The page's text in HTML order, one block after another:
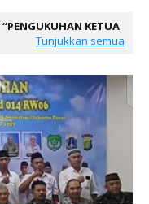
PENGUKUHAN KETUA
Tunjukkan semua